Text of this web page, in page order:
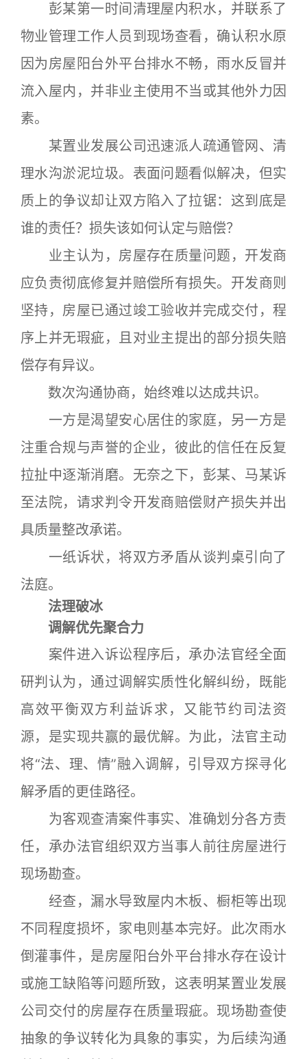
彭某第一时间清理屋内积水，并联系了
物业管理工作人员到现场查看，确认积水原
因为房屋阳台外平台排水不畅，雨水反冒并
流入屋内，并非业主使用不当或其他外力因
素。
某置业发展公司迅速派人疏通管网、清
理水沟淤泥垃圾。表面问题看似解决，但实
质上的争议却让双方陷入了拉锯：这到底是
谁的责任？损失该如何认定与赔偿？
业主认为，房屋存在质量问题，开发商
应负责彻底修复并赔偿所有损失。开发商则
坚持，房屋已通过竣工验收并完成交付，程
序上并无瑕疵，且对业主提出的部分损失赔
偿存有异议。
数次沟通协商，始终难以达成共识。
一方是渴望安心居住的家庭，另一方是
注重合规与声誉的企业，彼此的信任在反复
拉扯中逐渐消磨。无奈之下，彭某、马某诉
至法院，请求判令开发商赔偿财产损失并出
具质量整改承诺。
一纸诉状，将双方矛盾从谈判桌引向了
法庭。
法理破冰
调解优先聚合力
案件进入诉讼程序后，承办法官经全面
研判认为，通过调解实质性化解纠纷，既能
高效平衡双方利益诉求，又能节约司法资
源，是实现共赢的最优解。为此，法官主动
将“法、理、情”融入调解，引导双方探寻化
解矛盾的更佳路径。
为客观查清案件事实、准确划分各方责
任，承办法官组织双方当事人前往房屋进行
现场勘查。
经查，漏水导致屋内木板、橱柜等出现
不同程度损坏，家电则基本完好。此次雨水
倒灌事件，是房屋阳台外平台排水存在设计
或施工缺陷等问题所致，这表明某置业发展
公司交付的房屋存在质量瑕疵。现场勘查使
抽象的争议转化为具象的事实，为后续沟通